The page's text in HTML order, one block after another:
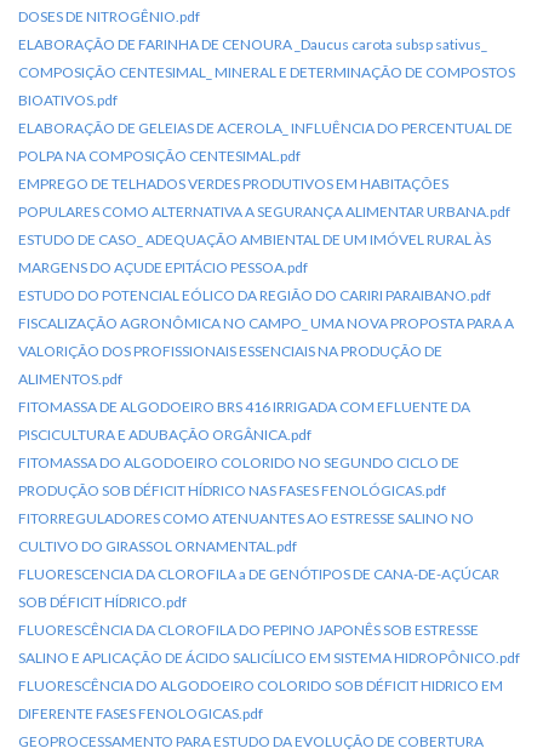
DOSES DE NITROGÊNIO.pdf
ELABORAÇÃO DE FARINHA DE CENOURA _Daucus carota subsp sativus_
COMPOSIÇÃO CENTESIMAL_ MINERAL E DETERMINAÇÃO DE COMPOSTOS
BIOATIVOS.pdf
ELABORAÇÃO DE GELEIAS DE ACEROLA_ INFLUÊNCIA DO PERCENTUAL DE
POLPA NA COMPOSIÇÃO CENTESIMAL.pdf
EMPREGO DE TELHADOS VERDES PRODUTIVOS EM HABITAÇÕES
POPULARES COMO ALTERNATIVA A SEGURANÇA ALIMENTAR URBANA.pdf
ESTUDO DE CASO_ ADEQUAÇÃO AMBIENTAL DE UM IMÓVEL RURAL ÀS
MARGENS DO AÇUDE EPITÁCIO PESSOA.pdf
ESTUDO DO POTENCIAL EÓLICO DA REGIÃO DO CARIRI PARAIBANO.pdf
FISCALIZAÇÃO AGRONÔMICA NO CAMPO_ UMA NOVA PROPOSTA PARA A
VALORIÇÃO DOS PROFISSIONAIS ESSENCIAIS NA PRODUÇÃO DE
ALIMENTOS.pdf
FITOMASSA DE ALGODOEIRO BRS 416 IRRIGADA COM EFLUENTE DA
PISCICULTURA E ADUBAÇÃO ORGÂNICA.pdf
FITOMASSA DO ALGODOEIRO COLORIDO NO SEGUNDO CICLO DE
PRODUÇÃO SOB DÉFICIT HÍDRICO NAS FASES FENOLÓGICAS.pdf
FITORREGULADORES COMO ATENUANTES AO ESTRESSE SALINO NO
CULTIVO DO GIRASSOL ORNAMENTAL.pdf
FLUORESCENCIA DA CLOROFILA a DE GENÓTIPOS DE CANA-DE-AÇÚCAR
SOB DÉFICIT HÍDRICO.pdf
FLUORESCÊNCIA DA CLOROFILA DO PEPINO JAPONÊS SOB ESTRESSE
SALINO E APLICAÇÃO DE ÁCIDO SALICÍLICO EM SISTEMA HIDROPÔNICO.pdf
FLUORESCÊNCIA DO ALGODOEIRO COLORIDO SOB DÉFICIT HIDRICO EM
DIFERENTE FASES FENOLOGICAS.pdf
GEOPROCESSAMENTO PARA ESTUDO DA EVOLUÇÃO DE COBERTURA